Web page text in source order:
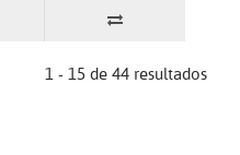
1 - 15 de 44 resultados